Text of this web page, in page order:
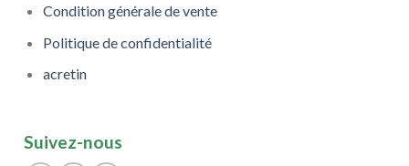
Condition générale de vente
Politique de confidentialité
acretin
Suivez-nous